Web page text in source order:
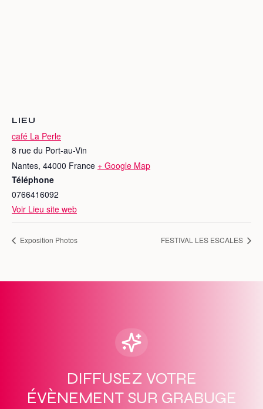
LIEU
café La Perle
8 rue du Port-au-Vin
Nantes, 44000 France + Google Map
Téléphone
0766416092
Voir Lieu site web
Exposition Photos FESTIVAL LES ESCALES
DIFFUSEZ VOTRE
ÉVÈNEMENT SUR GRABUGE